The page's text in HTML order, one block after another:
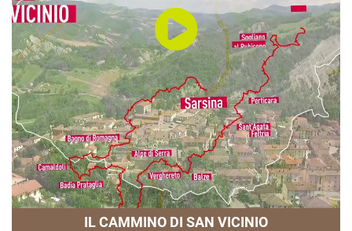
IL CAMMINO DI SAN VICINIO